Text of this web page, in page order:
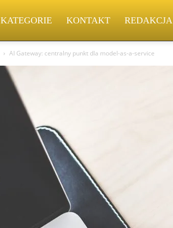
KATEGORIE KONTAKT REDAKCJA
AI Gateway: centralny punkt dla model-as-a-service